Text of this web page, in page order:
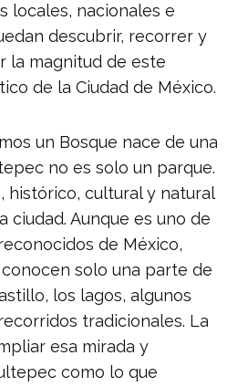
locales, nacionales e
descubrir, recorrer y
la magnitud de este
de la Ciudad de México.
un Bosque nace de una
no es solo un parque.
histórico, cultural y natural
ciudad. Aunque es uno de
de México,
solo una parte de
los lagos, algunos
tradicionales. La
esa mirada y
como lo que